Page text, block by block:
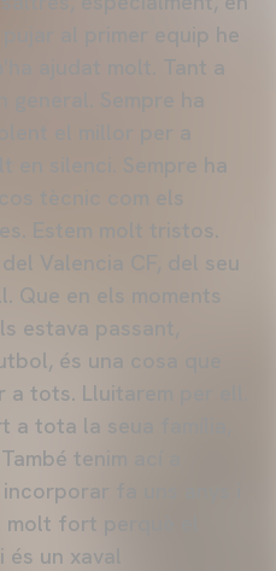
al primer equip he
ajudat molt. Tant a
Sempre ha
el millor per a
en silenci. Sempre ha
tècnic com els
Estem molt tristos.
Valencia CF, del seu
Que en els moments
estava passant,
és una cosa que
a tots. Lluitarem per ell.
a tota la seua família,
tenim ací a
fa uns anys i
molt fort perquè el
un xaval